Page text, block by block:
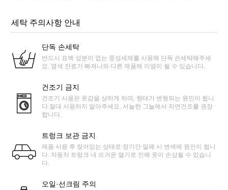
세탁 주의사항 안내
단독 손세탁
반드시 표백 성분이 없는 중성세제를 사용해 단독 손세탁해주세
요. 염색 잔료가 빠져나와 다른 제품에 이염이 될 수 있습니다.
건조기 금지
건조기 사용은 옷감을 상하게 하며, 형태가 변형되는 원인이 됩니
다.절대 사용하지 말아주세요. 서늘한 그늘에서 자연건조를 권장
합니다.
트렁크 보관 금지
제품 사용 후 젖어있는 상태로 장기간 밀폐 시 변색에 원인이 됩니
다. 자동차 트렁크 내 뜨거운 열기로 인해 옷이 손상될 수 있습니
다.
오일·선크림 주의